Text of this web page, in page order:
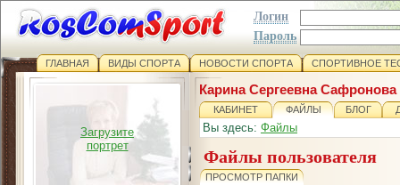
Логин
Пароль
ГЛАВНАЯ ВИДЫ СПОРТА НОВОСТИ СПОРТА СПОРТИВНОЕ
Загрузите
портрет
Карина Сергеевна Сафронова
КАБИНЕТ ФАЙЛЫ БЛОГ
Вы здесь: Файлы
Файлы пользователя
ПРОСМОТР ПАПКИ